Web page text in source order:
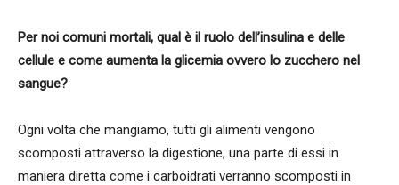
Per noi comuni mortali, qual è il ruolo dell’insulina e delle
cellule e come aumenta la glicemia ovvero lo zucchero nel
sangue?
Ogni volta che mangiamo, tutti gli alimenti vengono
scomposti attraverso la digestione, una parte di essi in
maniera diretta come i carboidrati verranno scomposti in